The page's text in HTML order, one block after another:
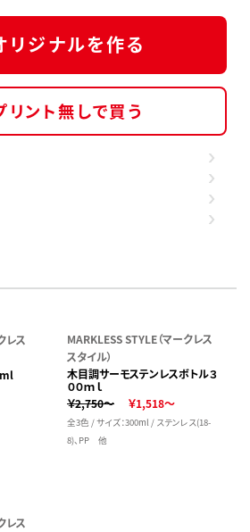
リジナルを作る
リント無しで買う
レス
MARKLESS STYLE（マークレス
スタイル）
木目調サーモステンレスボトル３
００ｍｌ
￥2,750～
￥1,518～
全3色 / サイズ：300ml / ステンレス(18-
8)、PP 他
レス